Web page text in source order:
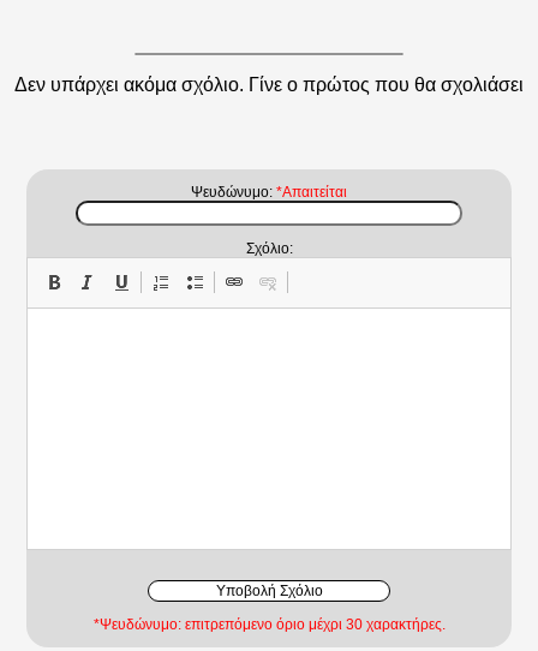
Δεν υπάρχει ακόμα σχόλιο. Γίνε ο πρώτος που θα σχολιάσει
Ψευδώνυμο: *Απαιτείται
Σχόλιο:
Υποβολή Σχόλιο
*Ψευδώνυμο: επιτρεπόμενο όριο μέχρι 30 χαρακτήρες.